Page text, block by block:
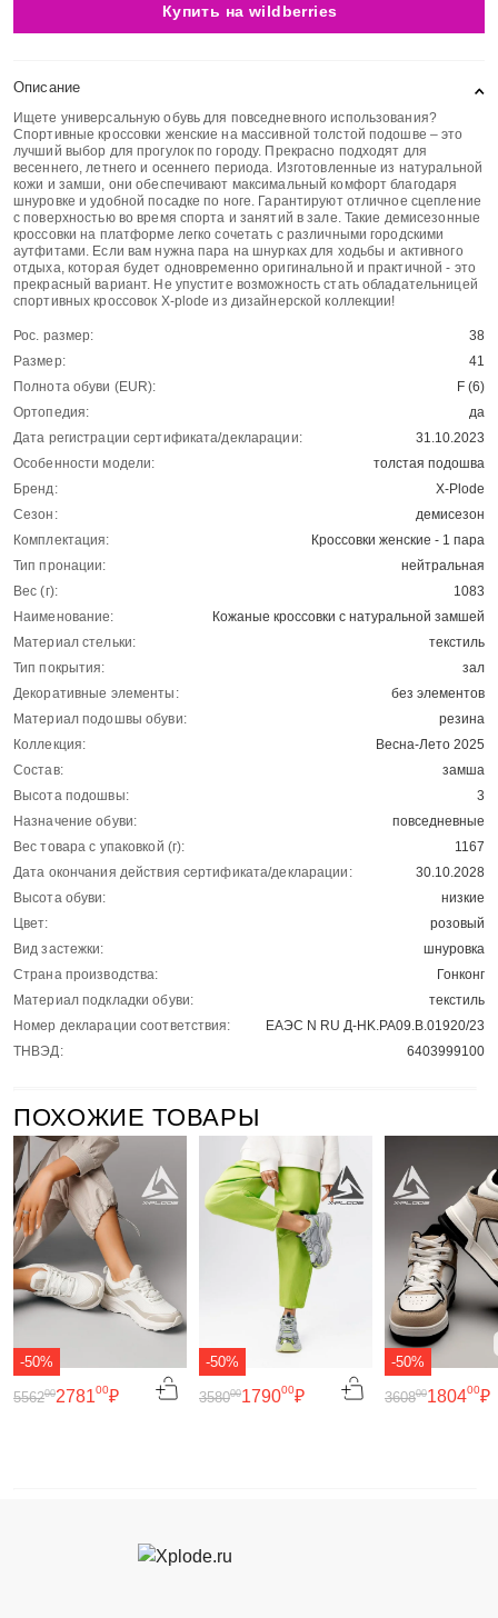
Купить на wildberries
Описание
Ищете универсальную обувь для повседневного использования?
Спортивные кроссовки женские на массивной толстой подошве – это
лучший выбор для прогулок по городу. Прекрасно подходят для
весеннего, летнего и осеннего периода. Изготовленные из натуральной
кожи и замши, они обеспечивают максимальный комфорт благодаря
шнуровке и удобной посадке по ноге. Гарантируют отличное сцепление
с поверхностью во время спорта и занятий в зале. Такие демисезонные
кроссовки на платформе легко сочетать с различными городскими
аутфитами. Если вам нужна пара на шнурках для ходьбы и активного
отдыха, которая будет одновременно оригинальной и практичной - это
прекрасный вариант. Не упустите возможность стать обладательницей
спортивных кроссовок X-plode из дизайнерской коллекции!
Рос. размер:
38
Размер:
41
Полнота обуви (EUR):
F (6)
Ортопедия:
да
Дата регистрации сертификата/декларации:
31.10.2023
Особенности модели:
толстая подошва
Бренд:
X-Plode
Сезон:
демисезон
Комплектация:
Кроссовки женские - 1 пара
Тип пронации:
нейтральная
Вес (г):
1083
Наименование:
Кожаные кроссовки с натуральной замшей
Материал стельки:
текстиль
Тип покрытия:
зал
Декоративные элементы:
без элементов
Материал подошвы обуви:
резина
Коллекция:
Весна-Лето 2025
Состав:
замша
Высота подошвы:
3
Назначение обуви:
повседневные
Вес товара с упаковкой (г):
1167
Дата окончания действия сертификата/декларации:
30.10.2028
Высота обуви:
низкие
Цвет:
розовый
Вид застежки:
шнуровка
Страна производства:
Гонконг
Материал подкладки обуви:
текстиль
Номер декларации соответствия:
ЕАЭС N RU Д-HK.РА09.В.01920/23
ТНВЭД:
6403999100
ПОХОЖИЕ ТОВАРЫ
-50%
278100₽
556200
-50%
179000₽
358000
-50%
180400₽
360800